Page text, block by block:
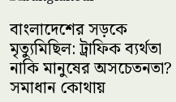
বাংলাদেশের সড়কে
মৃত্যুমিছিল: ট্রাফিক ব্যর্থতা
নাকি মানুষের অসচেতনতা?
সমাধান কোথায়